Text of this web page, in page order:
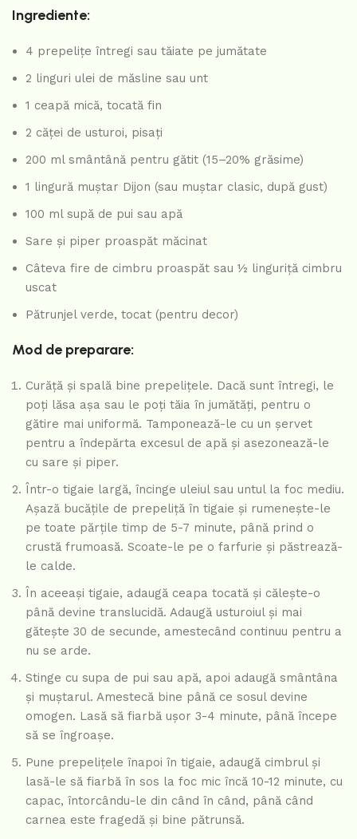
Ingrediente:
4 prepelițe întregi sau tăiate pe jumătate
2 linguri ulei de măsline sau unt
1 ceapă mică, tocată fin
2 căței de usturoi, pisați
200 ml smântână pentru gătit (15–20% grăsime)
1 lingură muștar Dijon (sau muștar clasic, după gust)
100 ml supă de pui sau apă
Sare și piper proaspăt măcinat
Câteva fire de cimbru proaspăt sau ½ linguriță cimbru
uscat
Pătrunjel verde, tocat (pentru decor)
Mod de preparare:
Curăță și spală bine prepelițele. Dacă sunt întregi, le
poți lăsa așa sau le poți tăia în jumătăți, pentru o
gătire mai uniformă. Tamponează-le cu un șervet
pentru a îndepărta excesul de apă și asezonează-le
cu sare și piper.
Într-o tigaie largă, încinge uleiul sau untul la foc mediu.
Așază bucățile de prepeliță în tigaie și rumenește-le
pe toate părțile timp de 5-7 minute, până prind o
crustă frumoasă. Scoate-le pe o farfurie și păstrează-
le calde.
În aceeași tigaie, adaugă ceapa tocată și călește-o
până devine translucidă. Adaugă usturoiul și mai
gătește 30 de secunde, amestecând continuu pentru a
nu se arde.
Stinge cu supa de pui sau apă, apoi adaugă smântâna
și muștarul. Amestecă bine până ce sosul devine
omogen. Lasă să fiarbă ușor 3-4 minute, până începe
să se îngroașe.
Pune prepelițele înapoi în tigaie, adaugă cimbrul și
lasă-le să fiarbă în sos la foc mic încă 10-12 minute, cu
capac, întorcându-le din când în când, până când
carnea este fragedă și bine pătrunsă.